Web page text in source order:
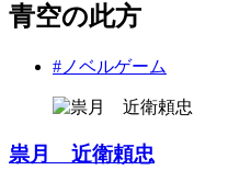
青空の此方
#ノベルゲーム
祟月 近衛頼忠